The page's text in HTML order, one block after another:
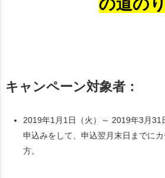
の道のり
キャンペーン対象者：
2019年1月1日（火）～ 2019年3月31
申込みをして、申込翌月末日までに
方。